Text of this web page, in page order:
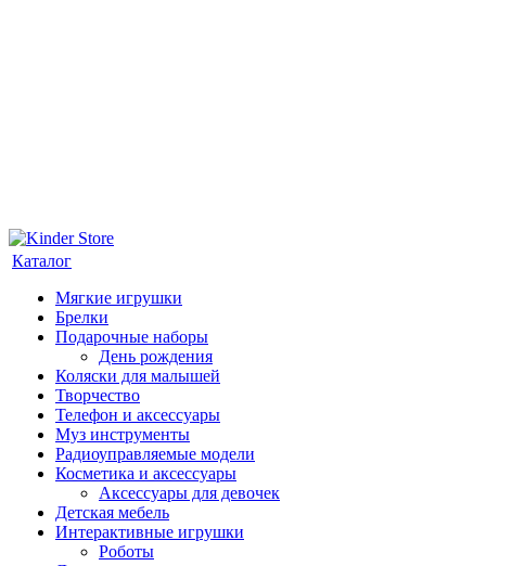
Каталог
Мягкие игрушки
Брелки
Подарочные наборы
День рождения
Коляски для малышей
Творчество
Телефон и аксессуары
Муз инструменты
Радиоуправляемые модели
Косметика и аксессуары
Аксессуары для девочек
Детская мебель
Интерактивные игрушки
Роботы